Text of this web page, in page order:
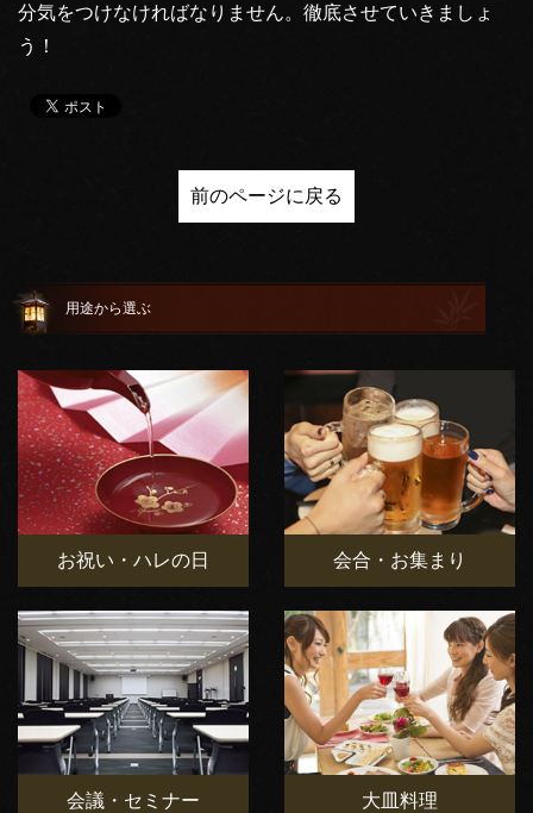
分気をつけなければなりません。徹底させていきましょ
う！
前のページに戻る
用途から選ぶ
お祝い・ハレの日 会合・お集まり
会議・セミナー 大皿料理